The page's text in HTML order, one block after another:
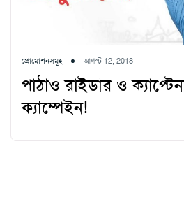
প্রোমোশনসমূহ আগস্ট 12, 2018
পাঠাও রাইডার ও
ক্যাম্পেইন!